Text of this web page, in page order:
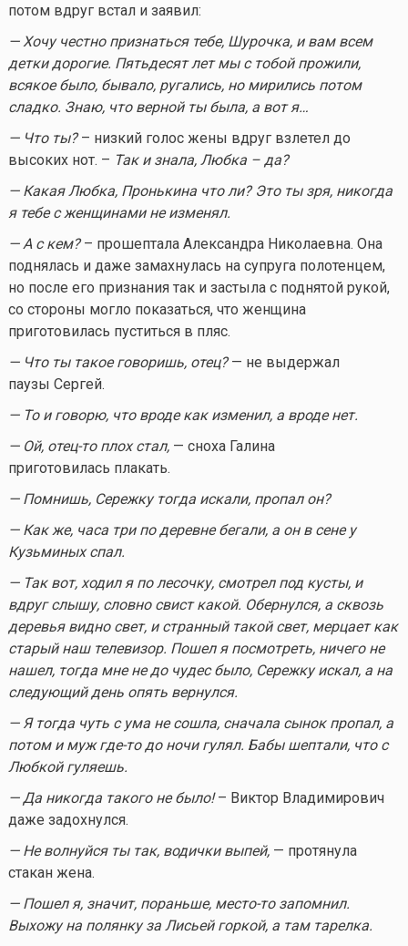
потом вдруг встал и заявил:
— Хочу честно признаться тебе, Шурочка, и вам всем
детки дорогие. Пятьдесят лет мы с тобой прожили,
всякое было, бывало, ругались, но мирились потом
сладко. Знаю, что верной ты была, а вот я…
— Что ты?– низкий голос жены вдруг взлетел до
высоких нот. – Так и знала, Любка – да?
— Какая Любка, Пронькина что ли? Это ты зря, никогда
я тебе с женщинами не изменял.
— А с кем?– прошептала Александра Николаевна. Она
поднялась и даже замахнулась на супруга полотенцем,
но после его признания так и застыла с поднятой рукой,
со стороны могло показаться, что женщина
приготовилась пуститься в пляс.
— Что ты такое говоришь, отец?— не выдержал
паузы Сергей.
— То и говорю, что вроде как изменил, а вроде нет.
— Ой, отец-топлох стал,— сноха Галина
приготовилась плакать.
— Помнишь, Сережку тогда искали, пропал он?
— Как же, часа три по деревне бегали, а он в сене у
Кузьминых спал.
— Так вот, ходил я по лесочку, смотрел под кусты, и
вдруг слышу, словно свист какой. Обернулся, а сквозь
деревья видно свет, и странный такой свет, мерцает как
старый наш телевизор. Пошел я посмотреть, ничего не
нашел, тогда мне не до чудес было, Сережку искал, а на
следующий день опять вернулся.
— Я тогда чуть с ума не сошла, сначала сынок пропал, а
потом и мужгде-тодо ночи гулял. Бабы шептали, что с
Любкой гуляешь.
— Да никогда такого не было!– Виктор Владимирович
даже задохнулся.
— Не волнуйся ты так, водички выпей,— протянула
стакан жена.
— Пошел я, значит, пораньше, место-тозапомнил.
Выхожу на полянку за Лисьей горкой, а там тарелка.